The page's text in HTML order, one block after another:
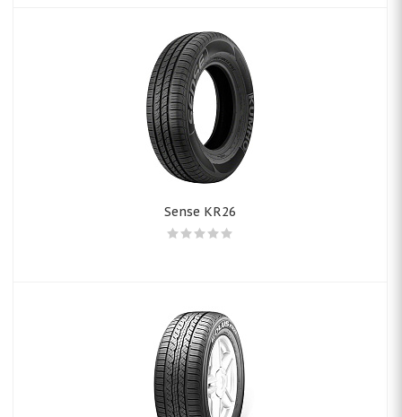
Sense KR26